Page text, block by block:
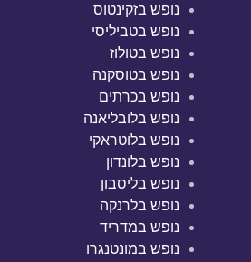
נופש בזקינטוס
נופש בטביליסי
נופש בטולוז
נופש בטוסקנה
נופש בכרתים
נופש בלובליאנה
נופש בלוטראקי
נופש בלונדון
נופש בליסבון
נופש בלרנקה
נופש במדריד
נופש במונטנגרו